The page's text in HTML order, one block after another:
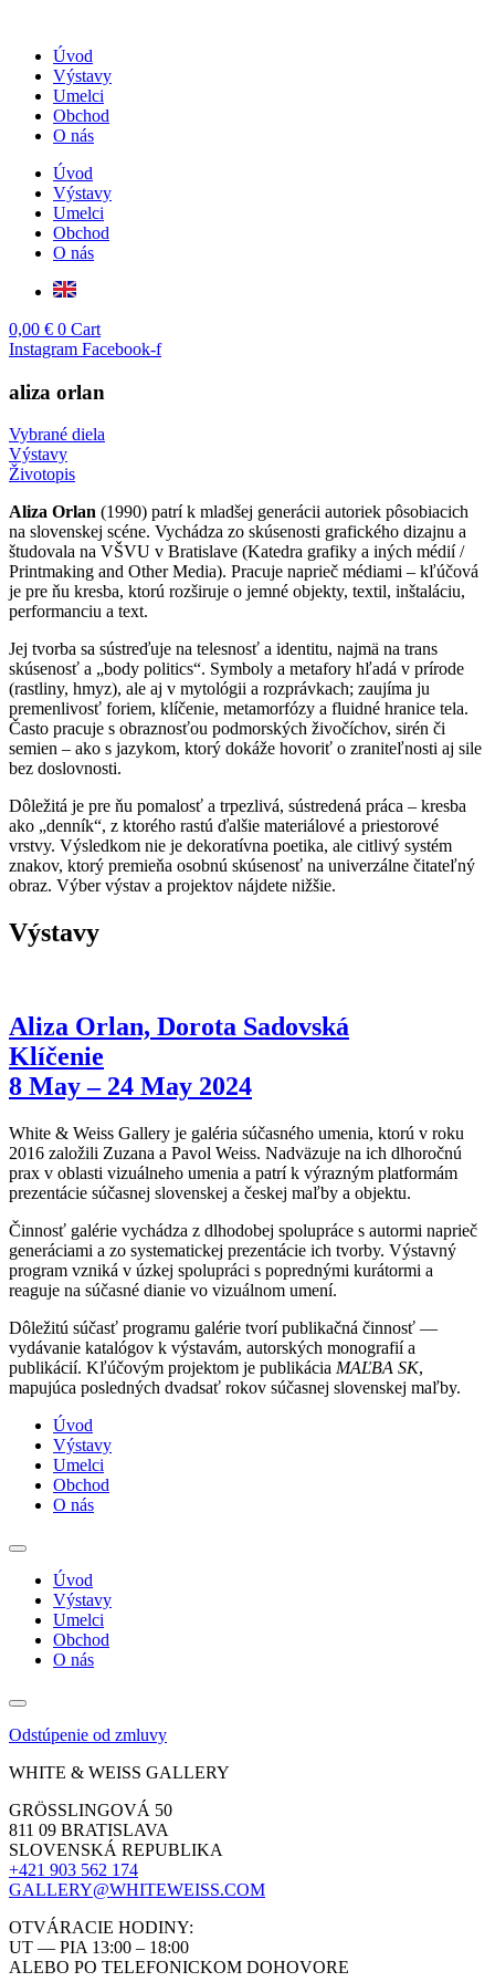
contentÚvod
Výstavy
Umelci
Obchod
O nás
Úvod
Výstavy
Umelci
Obchod
O nás
0,00 € 0 Cart
Instagram Facebook-f
aliza orlan
Vybrané diela
Výstavy
Životopis
Aliza Orlan (1990) patrí k mladšej generácii autoriek pôsobiacich
na slovenskej scéne. Vychádza zo skúsenosti grafického dizajnu a
študovala na VŠVU v Bratislave (Katedra grafiky a iných médií /
Printmaking and Other Media). Pracuje naprieč médiami – kľúčová
je pre ňu kresba, ktorú rozširuje o jemné objekty, textil, inštaláciu,
performanciu a text.
Jej tvorba sa sústreďuje na telesnosť a identitu, najmä na trans
skúsenosť a „body politics“. Symboly a metafory hľadá v prírode
(rastliny, hmyz), ale aj v mytológii a rozprávkach; zaujíma ju
premenlivosť foriem, klíčenie, metamorfózy a fluidné hranice tela.
Často pracuje s obraznosťou podmorských živočíchov, sirén či
semien – ako s jazykom, ktorý dokáže hovoriť o zraniteľnosti aj sile
bez doslovnosti.
Dôležitá je pre ňu pomalosť a trpezlivá, sústredená práca – kresba
ako „denník“, z ktorého rastú ďalšie materiálové a priestorové
vrstvy. Výsledkom nie je dekoratívna poetika, ale citlivý systém
znakov, ktorý premieňa osobnú skúsenosť na univerzálne čitateľný
obraz. Výber výstav a projektov nájdete nižšie.
Výstavy
Aliza Orlan, Dorota Sadovská
Klíčenie
8 May – 24 May 2024
White & Weiss Gallery je galéria súčasného umenia, ktorú v roku
2016 založili Zuzana a Pavol Weiss. Nadväzuje na ich dlhoročnú
prax v oblasti vizuálneho umenia a patrí k výrazným platformám
prezentácie súčasnej slovenskej a českej maľby a objektu.
Činnosť galérie vychádza z dlhodobej spolupráce s autormi naprieč
generáciami a zo systematickej prezentácie ich tvorby. Výstavný
program vzniká v úzkej spolupráci s poprednými kurátormi a
reaguje na súčasné dianie vo vizuálnom umení.
Dôležitú súčasť programu galérie tvorí publikačná činnosť —
vydávanie katalógov k výstavám, autorských monografií a
publikácií. Kľúčovým projektom je publikácia MAĽBA SK,
mapujúca posledných dvadsať rokov súčasnej slovenskej maľby.
Úvod
Výstavy
Umelci
Obchod
O nás
Úvod
Výstavy
Umelci
Obchod
O nás
Odstúpenie od zmluvy
WHITE & WEISS GALLERY
GRÖSSLINGOVÁ 50
811 09 BRATISLAVA
SLOVENSKÁ REPUBLIKA
+421 903 562 174
GALLERY@WHITEWEISS.COM
OTVÁRACIE HODINY:
UT — PIA 13:00 – 18:00
ALEBO PO TELEFONICKOM DOHOVORE